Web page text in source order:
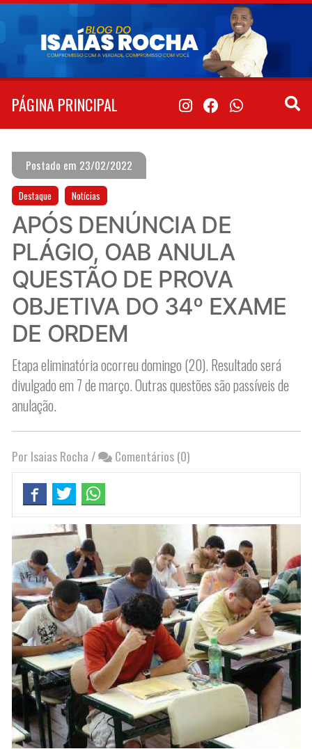
Pular
conteúdo
PÁGINA PRINCIPAL
Postado em 23/02/2022
Destaque Notícias
APÓS DENÚNCIA DE
PLÁGIO, OAB ANULA
QUESTÃO DE PROVA
OBJETIVA DO 34º EXAME
DE ORDEM
Etapa eliminatória ocorreu domingo (20). Resultado será
divulgado em 7 de março. Outras questões são passíveis de
anulação.
Por Isaias Rocha / Comentários (0)